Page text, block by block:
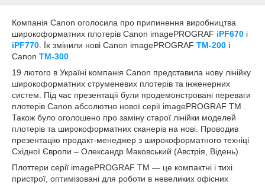
Компанія Canon оголосила про припинення виробництва
широкоформатних плотерів Canon imagePROGRAF iPF670 і
iPF770 . Їх змінили нові Canon imagePROGRAF TM-200 і
Canon TM-300
19 лютого в Україні компанія Canon представила нову лінійку
широкоформатних струменевих плотерів та інженерних
систем. Під час презентації були продемонстровані переваги
плотерів Canon абсолютно нової серії imagePROGRAF TM .
Також було оголошено про заміну старої лінійки моделей
плотерів та широкоформатних сканерів на нові. Проводив
презентацію продакт-менеджер з широкоформатного техніці
Східної Європи – Олександр Маковський (Австрія, Відень).
Плоттери серії imagePROGRAF TM — це компактні і тихі
пристрої, оптимізовані для роботи в невеликих офісних